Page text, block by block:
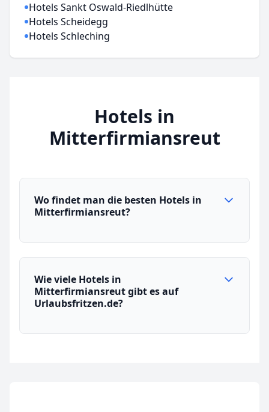
Hotels Sankt Oswald-Riedlhütte
Hotels Scheidegg
Hotels Schleching
Hotels in
Mitterfirmiansreut
Wo findet man die besten Hotels in
Mitterfirmiansreut?
Wie viele Hotels in
Mitterfirmiansreut gibt es auf
Urlaubsfritzen.de?